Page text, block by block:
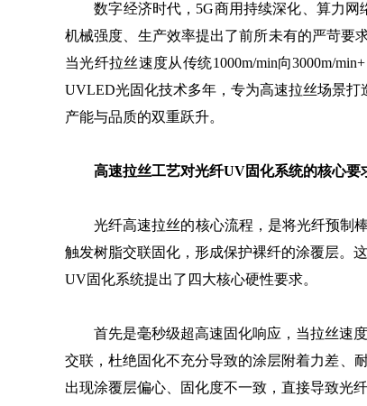
数字经济时代，5G商用持续深化、算力网
机械强度、生产效率提出了前所未有的严苛要
当光纤拉丝速度从传统1000m/min向3000m/
UVLED光固化技术多年，专为高速拉丝场景
产能与品质的双重跃升。
高速拉丝工艺对光纤UV固化系统的核心要
光纤高速拉丝的核心流程，是将光纤预制棒
触发树脂交联固化，形成保护裸纤的涂覆层。
UV固化系统提出了四大核心硬性要求。
首先是毫秒级超高速固化响应，当拉丝速度
交联，杜绝固化不充分导致的涂层附着力差、
出现涂覆层偏心、固化度不一致，直接导致光